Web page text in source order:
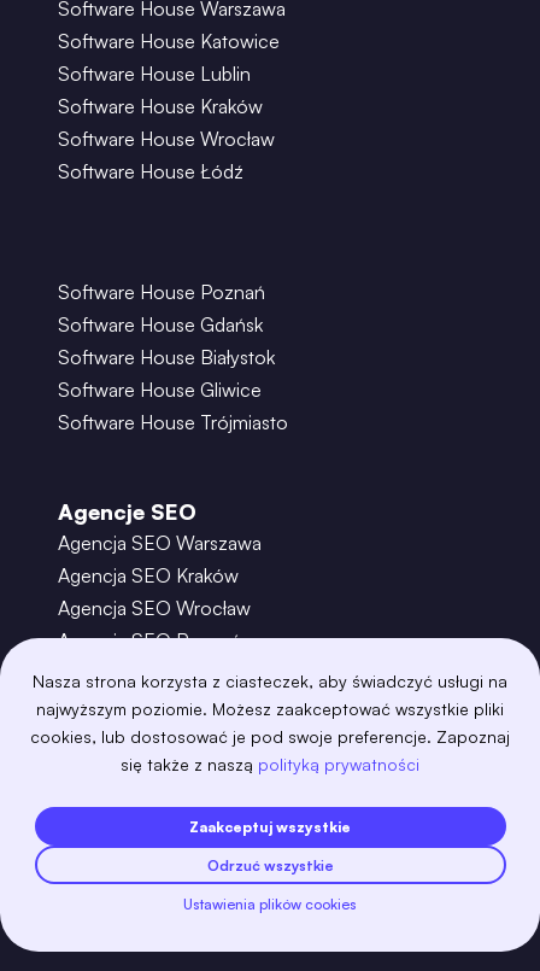
Nasza strona korzysta z ciasteczek, aby świadczyć usługi na
najwyższym poziomie. Możesz zaakceptować wszystkie pliki
cookies, lub dostosować je pod swoje preferencje. Zapoznaj
się także z naszą polityką prywatności
Zaakceptuj wszystkie
Odrzuć wszystkie
Ustawienia plików cookies
Software House Warszawa
Software House Katowice
Software House Lublin
Software House Kraków
Software House Wrocław
Software House Łódź
Software House Poznań
Software House Gdańsk
Software House Białystok
Software House Gliwice
Software House Trójmiasto
Agencje SEO
Agencja SEO Warszawa
Agencja SEO Kraków
Agencja SEO Wrocław
Agencja SEO Poznań
Agencja SEO Gdańsk
Agencja SEO Toruń
aws-amplify
aws-cloudfront
aws-lambda
axios azure